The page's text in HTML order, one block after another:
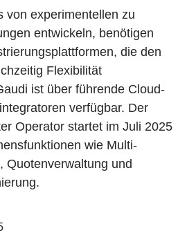
von experimentellen zu
entwickeln, benötigen
die den
Flexibilität
ist über führende Cloud-
verfügbar. Der
Operator startet im Juli 2025
wie Multi-
Quotenverwaltung und